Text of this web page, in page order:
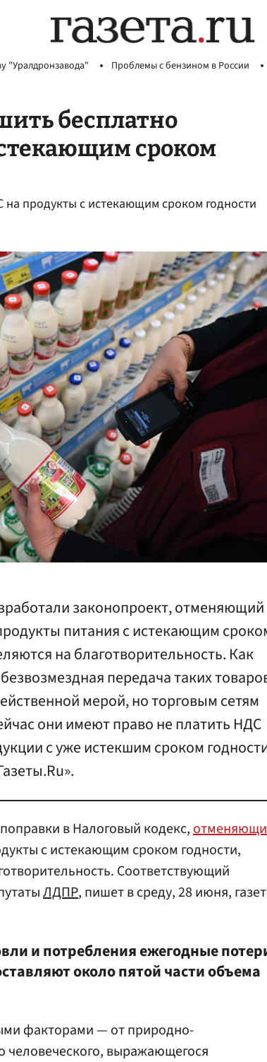
"Уралдронзавода" Проблемы с бензином в России
бесплатно
сроком
продукты с истекающим сроком годности
законопроект, отменяющий
питания с истекающим
на благотворительность. Как
передача таких
мерой, но торговым сетям
они имеют право не платить НДС
с уже истекшим сроком
в Налоговый кодекс,
с истекающим сроком годности,
Соответствующий
ЛДПР, пишет в среду, 28 июня,
и потребления ежегодные
около пятой части объема
факторами — от природно-
человеческого, выражающегося